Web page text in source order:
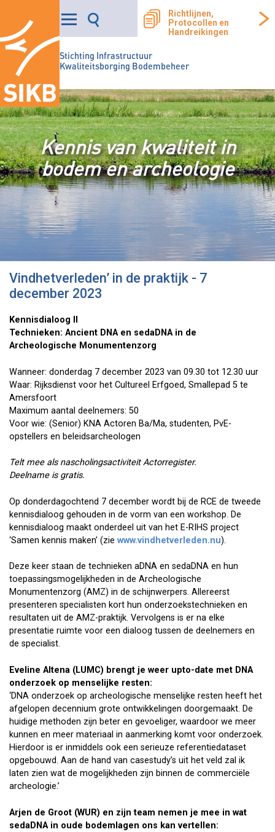
Stichting Infrastructuur
Kwaliteitsborging Bodembeheer
Richtlijnen,
Protocollen en
Handreikingen
Kennis van kwaliteit in
bodem en archeologie
Vindhetverleden’ in de praktijk - 7
december 2023
Kennisdialoog II
Technieken: Ancient DNA en sedaDNA in de
Archeologische Monumentenzorg
Wanneer: donderdag 7 december 2023 van 09.30 tot 12.30 uur
Waar: Rijksdienst voor het Cultureel Erfgoed, Smallepad 5 te
Amersfoort
Maximum aantal deelnemers: 50
Voor wie: (Senior) KNA Actoren Ba/Ma, studenten, PvE-
opstellers en beleidsarcheologen
Telt mee als nascholingsactiviteit Actorregister.
Deelname is gratis.
Op donderdagochtend 7 december wordt bij de RCE de tweede
kennisdialoog gehouden in de vorm van een workshop. De
kennisdialoog maakt onderdeel uit van het E-RIHS project
‘Samen kennis maken’ (zie www.vindhetverleden.nu).
Deze keer staan de technieken aDNA en sedaDNA en hun
toepassingsmogelijkheden in de Archeologische
Monumentenzorg (AMZ) in de schijnwerpers. Allereerst
presenteren specialisten kort hun onderzoekstechnieken en
resultaten uit de AMZ-praktijk. Vervolgens is er na elke
presentatie ruimte voor een dialoog tussen de deelnemers en
de specialist.
Eveline Altena (LUMC) brengt je weer upto-date met DNA
onderzoek op menselijke resten:
‘DNA onderzoek op archeologische menselijke resten heeft het
afgelopen decennium grote ontwikkelingen doorgemaakt. De
huidige methoden zijn beter en gevoeliger, waardoor we meer
kunnen en meer materiaal in aanmerking komt voor onderzoek.
Hierdoor is er inmiddels ook een serieuze referentiedataset
opgebouwd. Aan de hand van casestudy’s uit het veld zal ik
laten zien wat de mogelijkheden zijn binnen de commerciële
archeologie.’
Arjen de Groot (WUR) en zijn team nemen je mee in wat
sedaDNA in oude bodemlagen ons kan vertellen: